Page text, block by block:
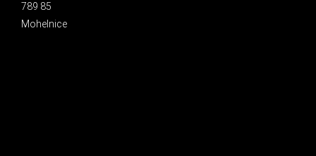
789 85
Mohelnice